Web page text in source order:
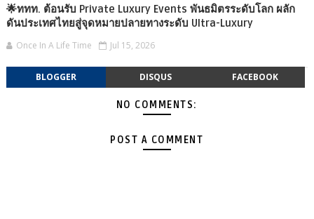
🌟ททท. ต้อนรับ Private Luxury Events พันธมิตรระดับโลก ผลัก
ดันประเทศไทยสู่จุดหมายปลายทางระดับ Ultra-Luxury
Once In A Life Time Jul 15, 2026
BLOGGER DISQUS FACEBOOK
NO COMMENTS:
POST A COMMENT